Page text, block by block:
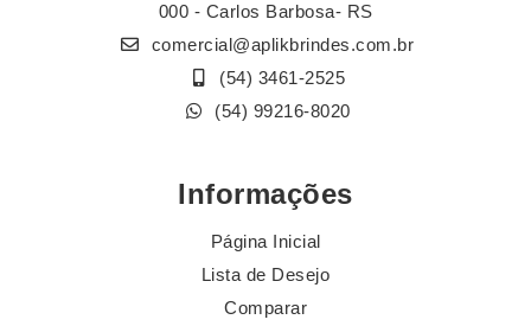
000 - Carlos Barbosa- RS
comercial@aplikbrindes.com.br
(54) 3461-2525
(54) 99216-8020
Informações
Página Inicial
Lista de Desejo
Comparar